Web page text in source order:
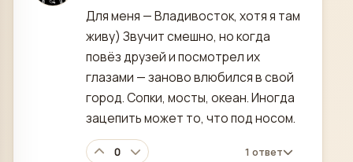
Для меня — Владивосток, хотя я там
живу) Звучит смешно, но когда
повёз друзей и посмотрел их
глазами — заново влюбился в свой
город. Сопки, мосты, океан. Иногда
зацепить может то, что под носом.
0 1 ответ